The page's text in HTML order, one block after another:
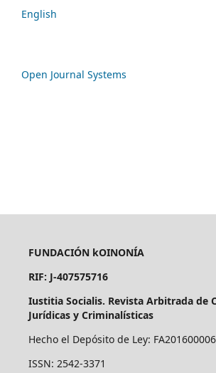
English
Open Journal Systems
FUNDACIÓN kOINONÍA
RIF: J-407575716
Iustitia Socialis. Revista Arbitrada de
Jurídicas y Criminalísticas
Hecho el Depósito de Ley:
ISSN: 2542-3371